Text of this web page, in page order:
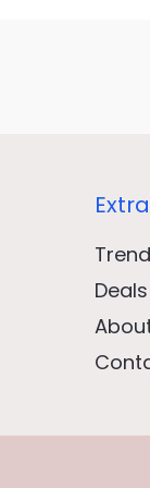
Deals